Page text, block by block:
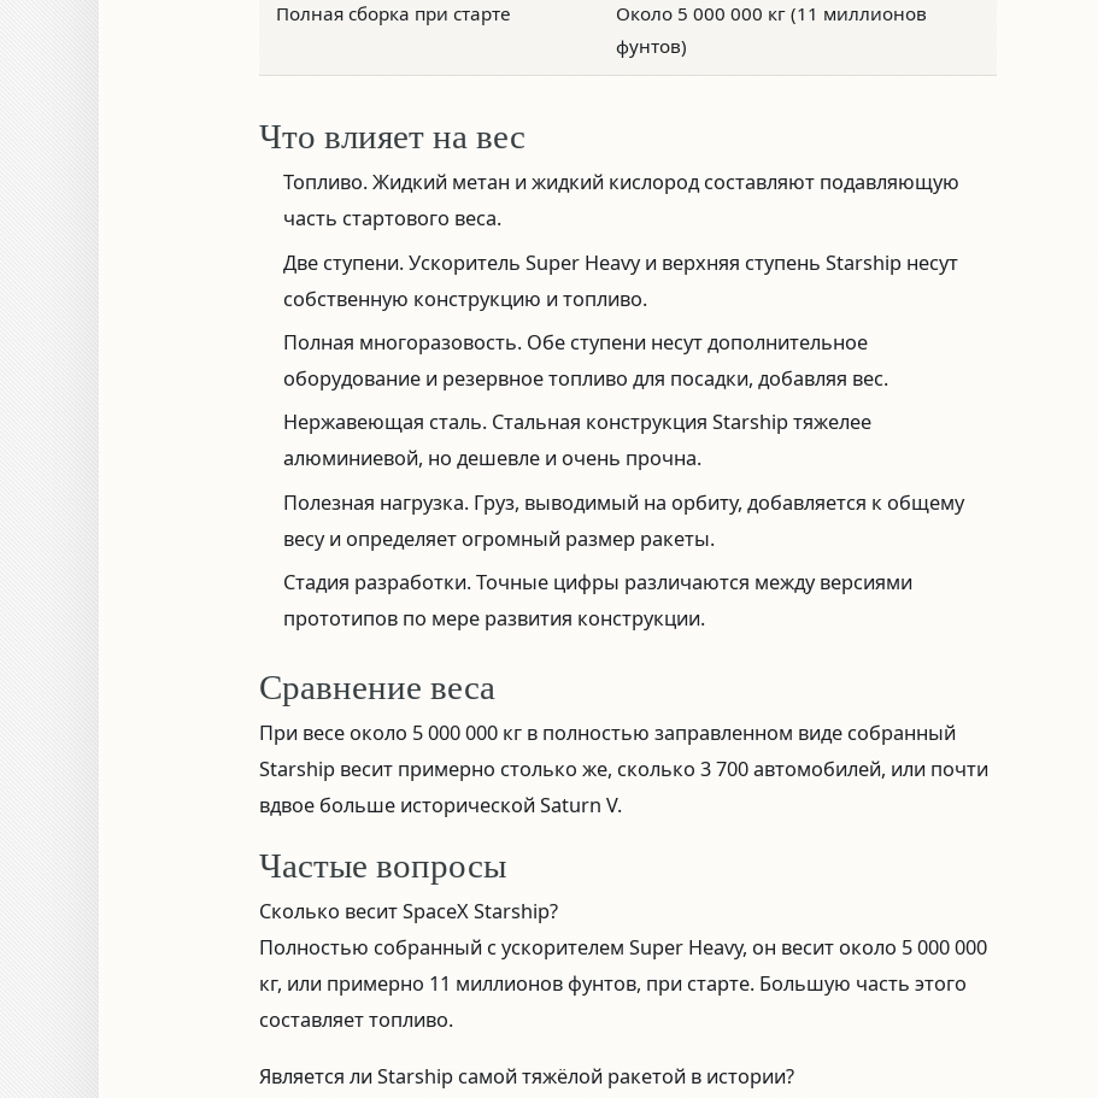
Полная сборка при старте
Около 5 000 000 кг (11 миллионов
фунтов)
Что влияет на вес
Топливо.Жидкий метан и жидкий кислород составляют подавляющую
часть стартового веса.
Две ступени.Ускоритель Super Heavy и верхняя ступень Starship несут
собственную конструкцию и топливо.
Полная многоразовость. Обе ступени несут дополнительное
оборудование и резервное топливо для посадки, добавляя вес.
Нержавеющая сталь. Стальная конструкция Starship тяжелее
алюминиевой, но дешевле и очень прочна.
Полезная нагрузка. Груз, выводимый на орбиту, добавляется к общему
весу и определяет огромный размер ракеты.
Стадия разработки.Точные цифры различаются между версиями
прототипов по мере развития конструкции.
Сравнение веса
При весе около 5 000 000 кг в полностью заправленном виде собранный
Starship весит примерно столько же, сколько 3 700 автомобилей, или почти
вдвое больше исторической Saturn V.
Частые вопросы
Сколько весит SpaceX Starship?
Полностью собранный с ускорителем Super Heavy, он весит около 5 000 000
кг, или примерно 11 миллионов фунтов, при старте. Большую часть этого
составляет топливо.
Является ли Starship самой тяжёлой ракетой в истории?